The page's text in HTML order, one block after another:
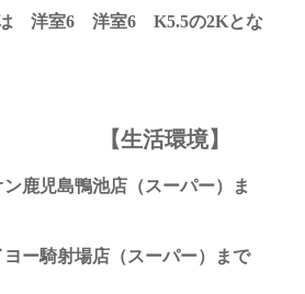
洋室6 洋室6 K5.5の2Kとな
【生活環境】
ン鹿児島鴨池店（スーパー）ま
場店（スーパー）まで